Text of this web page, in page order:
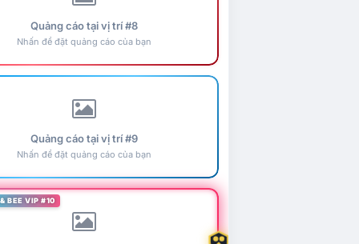
Quảng cáo tại vị trí #8
Nhấn để đặt quảng cáo của bạn
Quảng cáo tại vị trí #9
Nhấn để đặt quảng cáo của bạn
BEE VIP #10